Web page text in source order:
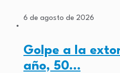
6 de agosto de 2026
Golpe a la
año, 50…